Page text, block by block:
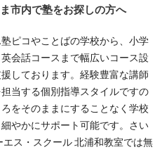
市内で塾をお探しの方へ
ピコやことばの学校から、小学
会話コースまで幅広いコース設
しております。経験豊富な講師
当する個別指導スタイルですの
をそのままにすることなく学校
やかにサポート可能です。さい
ス・スクール 北浦和教室では無